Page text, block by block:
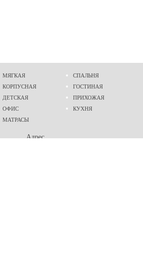
МЯГКАЯ
КОРПУСНАЯ
ДЕТСКАЯ
ОФИС
МАТРАСЫ
СПАЛЬНЯ
ГОСТИНАЯ
ПРИХОЖАЯ
КУХНЯ
Адрес